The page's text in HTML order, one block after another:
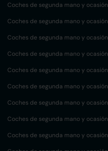
Coches de segunda mano y ocasión
Coches de segunda mano y ocasión
Coches de segunda mano y ocasión
Coches de segunda mano y ocasión
Coches de segunda mano y ocasión
Coches de segunda mano y ocasión
Coches de segunda mano y ocasión
Coches de segunda mano y ocasión
Coches de segunda mano y ocasión